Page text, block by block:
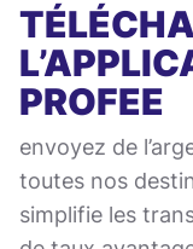
PROFEE
envoyez de
toutes nos
simplifie les